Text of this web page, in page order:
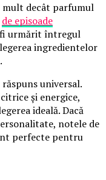
mult decât parfumul
de episoade
urmărit întregul
ingredientelor
universal.
și energice,
ideală. Dacă
notele de
perfecte pentru